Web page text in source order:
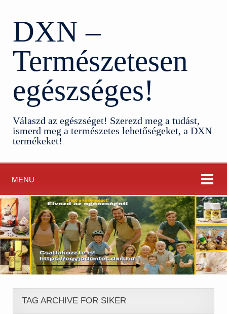
DXN –
Természetesen
egészséges!
Válaszd az egészséget! Szerezd meg a tudást,
ismerd meg a természetes lehetőségeket, a DXN
termékeket!
MENU
TAG ARCHIVE FOR SIKER